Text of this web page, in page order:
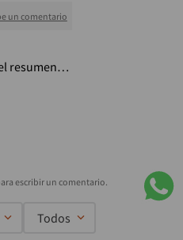
un comentario
resumen…
Todos